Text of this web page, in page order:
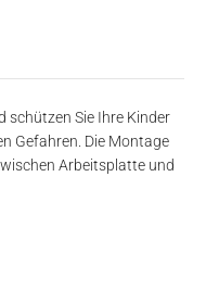
schützen Sie Ihre Kinder
Gefahren. Die Montage
Arbeitsplatte und